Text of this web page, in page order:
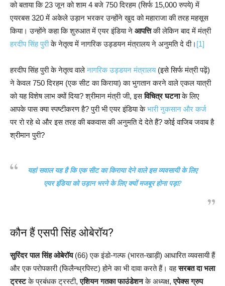
को बताया कि 23 जून को शाम 4 बजे 750 दिरहम (सिर्फ 15,000 रुपये) में
एयरबस 320 में अकेले उड़ान भरकर उन्होंने खुद को महाराजा की तरह महसूस
किया। उन्होंने कहा कि शुरुआत में एयर इंडिया ने आपत्तिकी लेकिन बाद में मंत्री
हरदीप सिंह पुरीके नेतृत्व में नागरिक उड्डयन मंत्रालय ने अनुमति दे दी। [1]
हरदीप सिंह पुरी के नेतृत्व वालेनागरिक उड्डयन मंत्रालय(इसे सिर्फ मंत्री पढ़ें)
ने केवल 750 दिरहम (एक सीट का किराया) का भुगतान करने वाले एकल यात्री
को यह विशेष लाभ क्यों दिया? श्रीमान मंत्री जी, इसविचित्र घटनाके लिए
आपके पास क्या स्पष्टीकरण है? पुरी भी एयर इंडिया केभारी नुकसान और कर्ज
पर रो रहे थे और इस तरह की बकवास की अनुमति दे देते हैं? कोई वाजिब जवाब है
श्रीमान पुरी?
यहां सवाल यह है कि एक सीट का किराया देने वाले इस व्यवसायी के लिए
एयर इंडिया को उड़ान भरने के लिए क्यों मजबूर होना पड़ा?
कौन हैं एसपी सिंह ओबेरॉय?
सुरिंदर पाल सिंह ओबेरॉय(66) एक इंडो-गल्फ (भारत-खाड़ी) आधारित व्यवसायी हैं
और एक परोपकारी (फिलैन्थ्रपिस्ट) होने का भी दावा करते हैं। वहसरबत दा भला
ट्रस्टके प्रबंधक ट्रस्टी,एशियन गतका फाउंडेशनके अध्यक्ष,एपेक्स ग्रुप